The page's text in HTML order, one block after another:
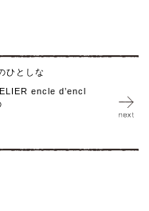
ひとしな
encle d’encl